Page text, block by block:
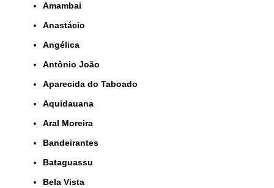
Amambai
Anastácio
Angélica
Antônio João
Aparecida do Taboado
Aquidauana
Aral Moreira
Bandeirantes
Bataguassu
Bela Vista